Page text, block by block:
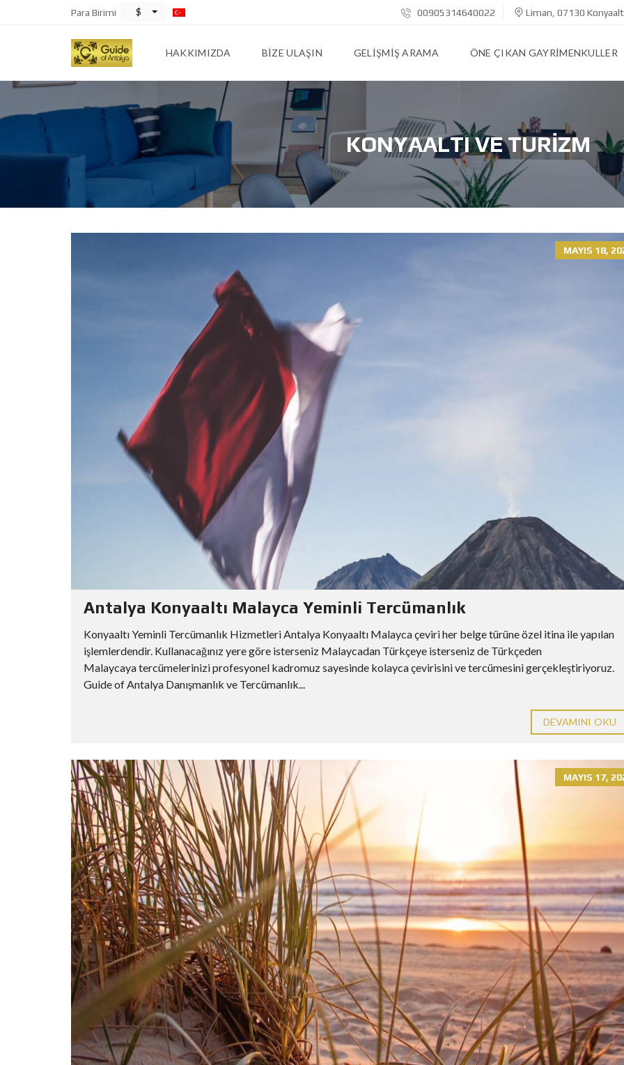
Para Birimi $ 00905314640022 Liman, 07130
HAKKIMIZDA BIZE ULAŞIN GELIŞMIŞ ARAMA ÖNE ÇIKAN GAYRIMENKULLER
KONYAALTI VE TURIZM
MAYIS 18,
Antalya Konyaaltı Malayca Yeminli Tercümanlık
Konyaaltı Yeminli Tercümanlık Hizmetleri Antalya Konyaaltı Malayca çeviri her belge türüne özel itina ile yapılan
işlemlerdendir. Kullanacağınız yere göre isterseniz Malaycadan Türkçeye isterseniz de Türkçeden
Malaycaya tercümelerinizi profesyonel kadromuz sayesinde kolayca çevirisini ve tercümesini gerçekleştiriyoruz.
Guide of Antalya Danışmanlık ve Tercümanlık...
DEVAMINI OKU
MAYIS 17,